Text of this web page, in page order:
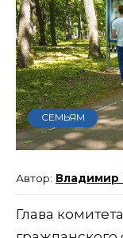
СЕМЬЯМ
Владимир
Глава